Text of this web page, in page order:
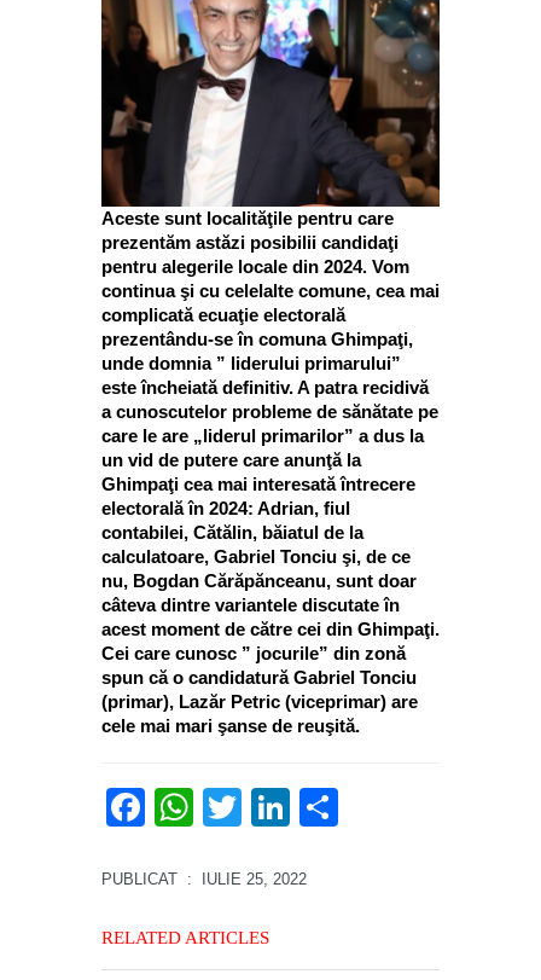
Aceste sunt localităţile pentru care
prezentăm astăzi posibilii candidaţi
pentru alegerile locale din 2024. Vom
continua şi cu celelalte comune, cea mai
complicată ecuaţie electorală
prezentându-se în comuna Ghimpaţi,
unde domnia ” liderului primarului”
este încheiată definitiv. A patra recidivă
a cunoscutelor probleme de sănătate pe
care le are „liderul primarilor” a dus la
un vid de putere care anunţă la
Ghimpaţi cea mai interesată întrecere
electorală în 2024: Adrian, fiul
contabilei, Cătălin, băiatul de la
calculatoare, Gabriel Tonciu şi, de ce
nu, Bogdan Cărăpănceanu, sunt doar
câteva dintre variantele discutate în
acest moment de către cei din Ghimpaţi.
Cei care cunosc ” jocurile” din zonă
spun că o candidatură Gabriel Tonciu
(primar), Lazăr Petric (viceprimar) are
cele mai mari şanse de reuşită.
Facebook
WhatsApp
TwitterLinkedIn
PUBLICAT : IULIE 25, 2022
RELATED ARTICLES